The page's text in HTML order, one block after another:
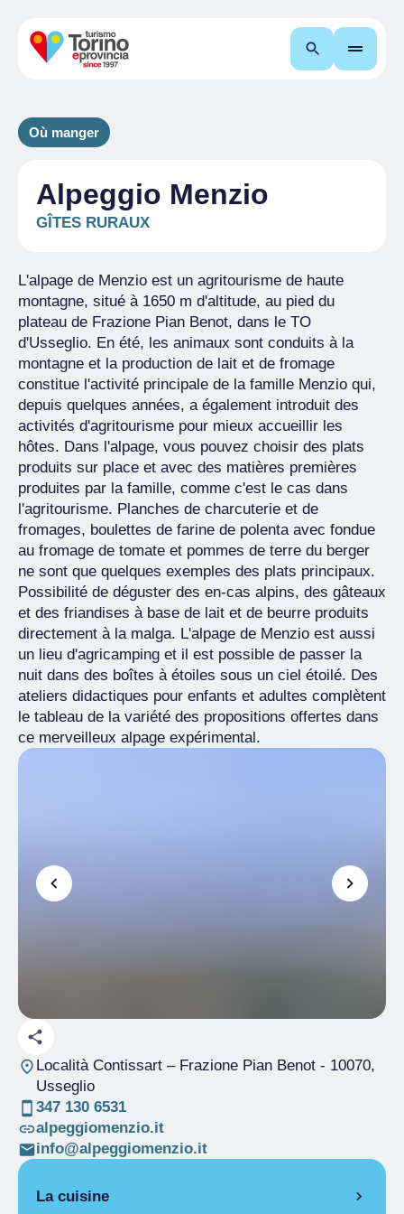
Recherche
Où manger
Alpeggio Menzio
GÎTES RURAUX
L'alpage de Menzio est un agritourisme de haute
montagne, situé à 1650 m d'altitude, au pied du
plateau de Frazione Pian Benot, dans le TO
d'Usseglio. En été, les animaux sont conduits à la
montagne et la production de lait et de fromage
constitue l'activité principale de la famille Menzio qui,
depuis quelques années, a également introduit des
activités d'agritourisme pour mieux accueillir les
hôtes. Dans l'alpage, vous pouvez choisir des plats
produits sur place et avec des matières premières
produites par la famille, comme c'est le cas dans
l'agritourisme. Planches de charcuterie et de
fromages, boulettes de farine de polenta avec fondue
au fromage de tomate et pommes de terre du berger
ne sont que quelques exemples des plats principaux.
Possibilité de déguster des en-cas alpins, des gâteaux
et des friandises à base de lait et de beurre produits
directement à la malga. L'alpage de Menzio est aussi
un lieu d'agricamping et il est possible de passer la
nuit dans des boîtes à étoiles sous un ciel étoilé. Des
ateliers didactiques pour enfants et adultes complètent
le tableau de la variété des propositions offertes dans
ce merveilleux alpage expérimental.
Località Contissart – Frazione Pian Benot- 10070,
Usseglio
347 130 6531
alpeggiomenzio.it
info@alpeggiomenzio.it
La cuisine